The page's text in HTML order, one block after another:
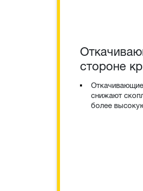
стороне
снижают
более